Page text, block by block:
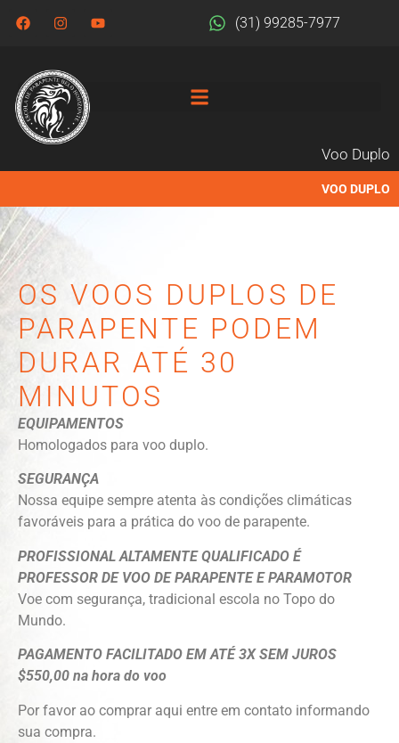
(31) 99285-7977
Voo Duplo
VOO DUPLO
OS VOOS DUPLOS DE
PARAPENTE PODEM
DURAR ATÉ 30
MINUTOS
EQUIPAMENTOS
Homologados para voo duplo.
SEGURANÇA
Nossa equipe sempre atenta às condições climáticas
favoráveis para a prática do voo de parapente.
PROFISSIONAL ALTAMENTE QUALIFICADO É
PROFESSOR DE VOO DE PARAPENTE E PARAMOTOR
Voe com segurança, tradicional escola no Topo do
Mundo.
PAGAMENTO FACILITADO EM ATÉ 3X SEM JUROS
$550,00 na hora do voo
Por favor ao comprar aqui entre em contato informando
sua compra.